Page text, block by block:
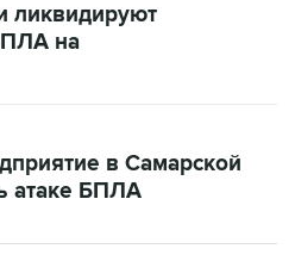
ликвидируют
на
в Самарской
атаке БПЛА